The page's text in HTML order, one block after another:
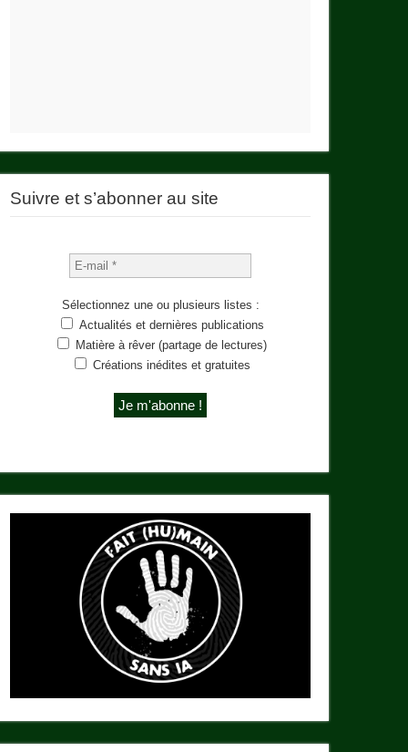
Suivre et s’abonner au site
Sélectionnez une ou plusieurs listes :
Actualités et dernières publications
Matière à rêver (partage de lectures)
Créations inédites et gratuites